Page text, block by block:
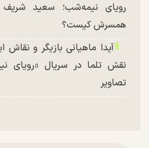
رویای نیمه‌شب؛ سعید
همسرش کیست؟
آیدا ماهیانی بازیگر و نقاش
نقش تلما در سریال «رویای
تصاویر